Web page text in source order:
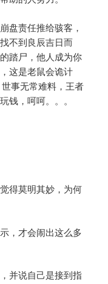
盘责任推给骇客，
不到良辰吉日而
踏尸，他人成为你
这是老鼠会诡计
事无常难料，王者
钱，呵呵。。。
得莫明其妙，为何
，才会闹出这么多
并说自己是接到指